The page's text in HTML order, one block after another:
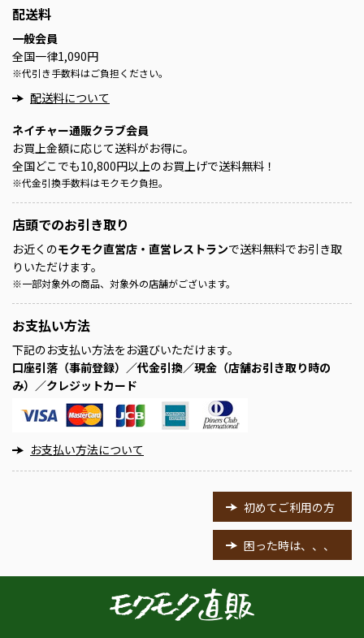
配送料
一般会員
全国一律1,090円
※代引き手数料はご負担ください。
配送料について
ネイチャー通販クラブ会員
お買上金額に応じて送料がお得に。
全国どこでも10,800円以上のお買上げで送料無料！
※代金引換手数料はモクモク負担。
店頭でのお引き取り
お近くのモクモク直営店・直営レストランで送料無料でお引き取
りいただけます。
※一部対象外の商品、対象外の店舗がございます。
お支払い方法
下記のお支払い方法をお選びいただけます。
口座引落（事前登録）／代金引換／現金（店舗お引き取り時の
み）／クレジットカード
お支払い方法について
初めてご利用の方
困った時は、、、